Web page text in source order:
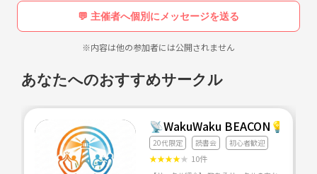
※本のジャンルは小説・絵本・雑誌・漫画…
おススメしたい本なら、どんなジャンルの本でもオッケーです。
①自己紹介・参加目的・「私にとって『読書』とは」（一言）をシェア
②参加者お一人ずつ、持ってきた本の紹介（3分程度）
〇読書会参加について
5分前にはお越しください。
途中参加・途中退室可。（事前にご連絡をお願いします。）
💬 主催者へ個別にメッセージを送る
※内容は他の参加者には公開されません
あなたへのおすすめサークル
📡WakuWaku BEACON💡～つ
20代限定 読書会 初心者歓迎
★★★★★ 10件